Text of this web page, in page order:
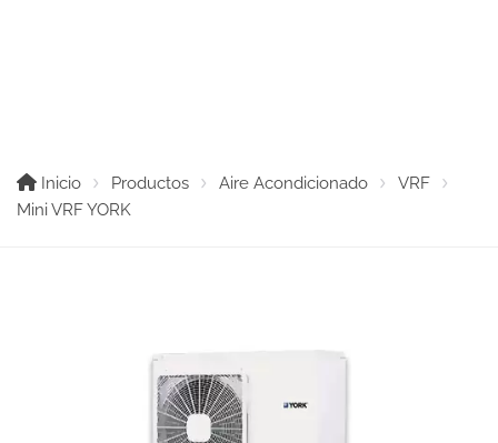
Inicio Productos Aire Acondicionado
VRF
Mini VRF YORK